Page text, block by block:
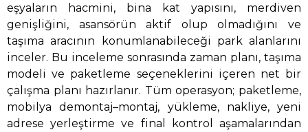
eşyaların hacmini, bina kat yapısını, merdiven
genişliğini, asansörün aktif olup olmadığını ve
taşıma aracının konumlanabileceği park alanlarını
inceler. Bu inceleme sonrasında zaman planı, taşıma
modeli ve paketleme seçeneklerini içeren net bir
çalışma planı hazırlanır. Tüm operasyon; paketleme,
mobilya demontaj–montaj, yükleme, nakliye, yeni
adrese yerleştirme ve final kontrol aşamalarından